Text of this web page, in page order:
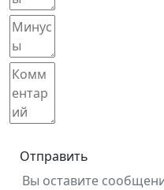
Отправить
Вы оставите